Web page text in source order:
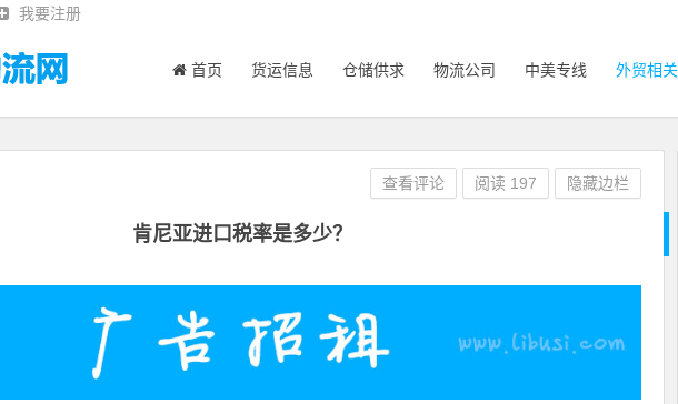
我要注册
首页 货运信息 仓储供求 物流公司 中美专线 外贸相关
肯尼亚进口税率是多少？
查看评论 阅读 197 隐藏边栏